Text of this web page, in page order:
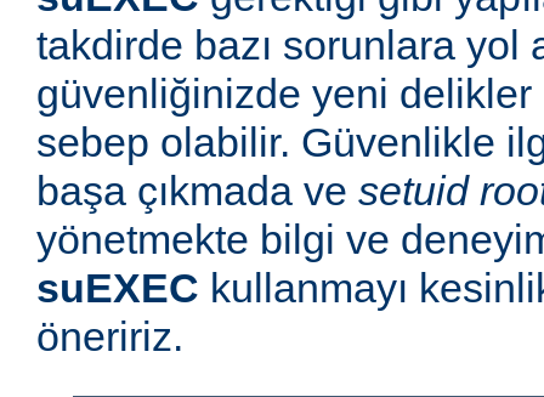
takdirde bazı sorunlara yol
güvenliğinizde yeni delikler
sebep olabilir. Güvenlikle
başa çıkmada ve setuid
yönetmekte bilgi ve
suEXEC kullanmayı
öneririz.